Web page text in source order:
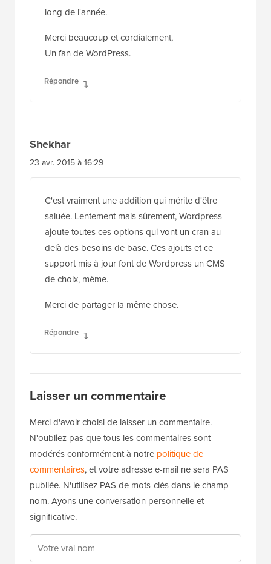
long de l'année.
Merci beaucoup et cordialement,
Un fan de WordPress.
Répondre
Shekhar
23 avr. 2015 à 16:29
C'est vraiment une addition qui mérite d'être
saluée. Lentement mais sûrement, Wordpress
ajoute toutes ces options qui vont un cran au-
delà des besoins de base. Ces ajouts et ce
support mis à jour font de Wordpress un CMS
de choix, même.
Merci de partager la même chose.
Répondre
Laisser un commentaire
Merci d'avoir choisi de laisser un commentaire.
N'oubliez pas que tous les commentaires sont
modérés conformément à notre politique de
commentaires, et votre adresse e-mail ne sera PAS
publiée. N'utilisez PAS de mots-clés dans le champ
nom. Ayons une conversation personnelle et
significative.